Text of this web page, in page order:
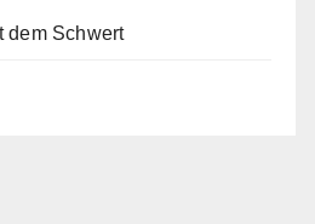
dem Schwert